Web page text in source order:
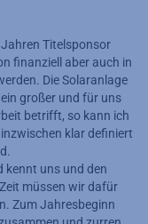
Titelsponsor
finanziell aber auch in
Die Solaranlage
großer und für uns
betrifft, so kann ich
klar definiert
kennt uns und den
müssen wir dafür
Zum Jahresbeginn